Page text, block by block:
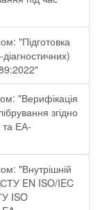
"Підготовка
"Верифікація
згідно
ЕА-
"Внутрішній
EN ISO/IEC
ISO